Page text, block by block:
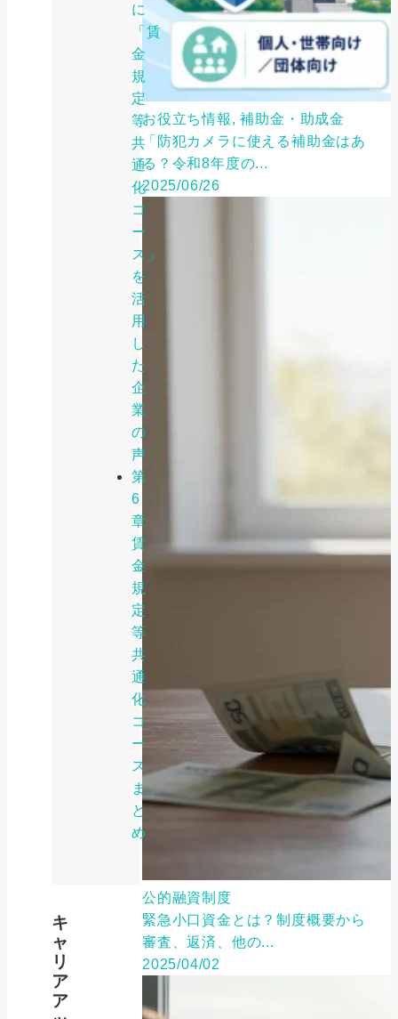
に
「賃
金
規
定
等
共
通
化
コ
ー
ス」
を
活
用
し
た
企
業
の
声
第
6
章
賃
金
規
定
等
共
通
化
コ
ー
ス
ま
と
め
キ
ャ
リ
ア
ア
お役立ち情報, 補助金・助成金
「防犯カメラに使える補助金はあ
る？令和8年度の...
2025/06/26
公的融資制度
緊急小口資金とは？制度概要から
審査、返済、他の...
2025/04/02